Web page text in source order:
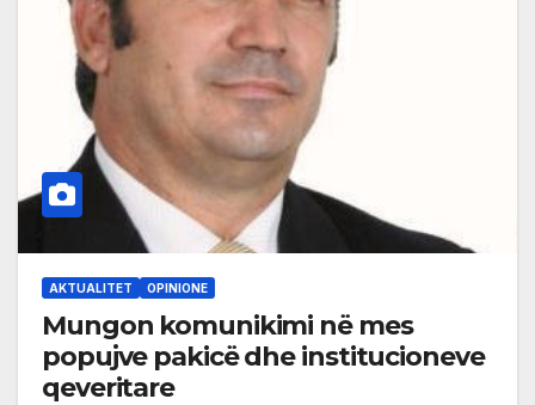
AKTUALITET OPINIONE
Mungon komunikimi në mes
popujve pakicë dhe institucioneve
qeveritare